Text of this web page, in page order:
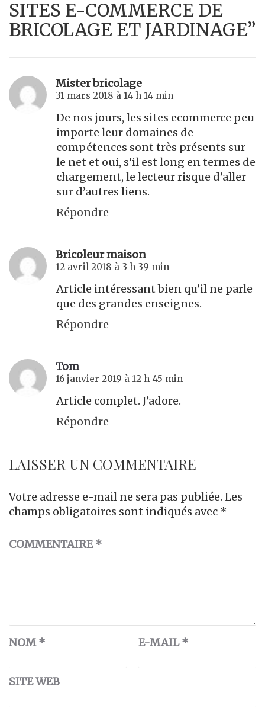
SITES E-COMMERCE DE
BRICOLAGE ET JARDINAGE”
Mister bricolage
31 mars 2018 à 14 h 14 min
De nos jours, les sites ecommerce peu
importe leur domaines de
compétences sont très présents sur
le net et oui, s’il est long en termes de
chargement, le lecteur risque d’aller
sur d’autres liens.
Répondre
Bricoleur maison
12 avril 2018 à 3 h 39 min
Article intéressant bien qu’il ne parle
que des grandes enseignes.
Répondre
Tom
16 janvier 2019 à 12 h 45 min
Article complet. J’adore.
Répondre
LAISSER UN COMMENTAIRE
Votre adresse e-mail ne sera pas publiée. Les
champs obligatoires sont indiqués avec *
COMMENTAIRE*
NOM* E-MAIL*
SITE WEB